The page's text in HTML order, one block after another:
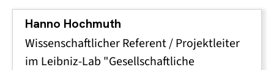
Hanno Hochmuth
Wissenschaftlicher Referent / Projektleiter
im Leibniz-Lab "Gesellschaftliche